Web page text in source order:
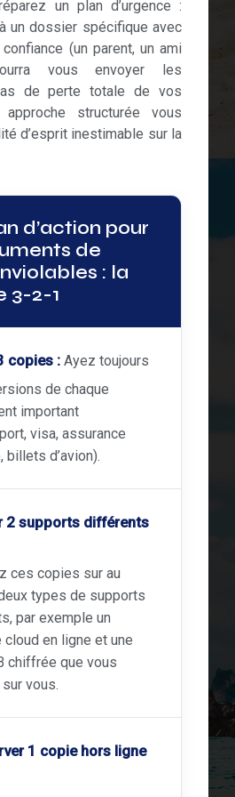
un plan d’urgence :
un dossier spécifique avec
(un parent, un ami
vous envoyer les
de perte totale de vos
structurée vous
d’esprit inestimable sur la
d’action pour
de
: la
3-2-1
copies : Ayez toujours
de chaque
important
visa, assurance
billets d’avion).
2 supports différents
ces copies sur au
types de supports
par exemple un
cloud en ligne et une
chiffrée que vous
vous.
1 copie hors ligne